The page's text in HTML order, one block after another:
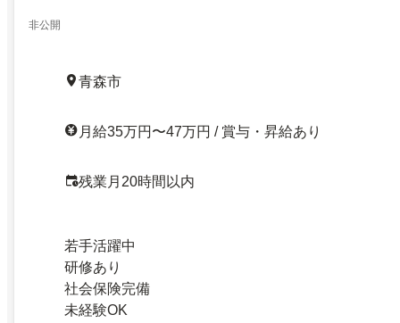
非公開
青森市
月給35万円〜47万円 / 賞与・昇給あり
残業月20時間以内
若手活躍中
研修あり
社会保険完備
未経験OK